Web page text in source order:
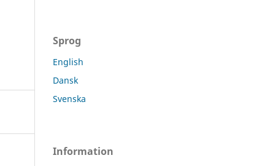
Sprog
English
Dansk
Svenska
Information